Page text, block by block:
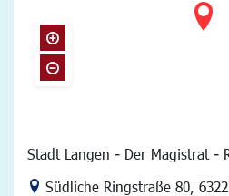
Stadt Langen - Der Magistrat -
Link zur Google-Maps
Südliche Ringstraße 80,